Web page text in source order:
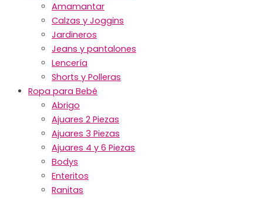
Amamantar
Calzas y Joggins
Jardineros
Jeans y pantalones
Lencería
Shorts y Polleras
Ropa para Bebé
Abrigo
Ajuares 2 Piezas
Ajuares 3 Piezas
Ajuares 4 y 6 Piezas
Bodys
Enteritos
Ranitas